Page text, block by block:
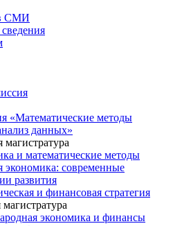
СМИ
«Математические методы
данных»
магистратура
и математические методы
экономика: современные
развития
и финансовая стратегия
экономика и финансы